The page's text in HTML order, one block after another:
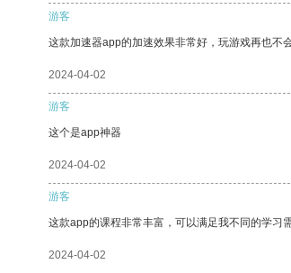
游客
这款加速器app的加速效果非常好，玩游戏再也不
2024-04-02
游客
这个是app神器
2024-04-02
游客
这款app的课程非常丰富，可以满足我不同的学习
2024-04-02